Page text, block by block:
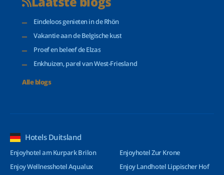
Eindeloos genieten in de Rhön
Vakantie aan de Belgische kust
Proef en beleef de Elzas
Enkhuizen, parel van West-Friesland
Alle blogs
Hotels Duitsland
Enjoyhotel am Kurpark Brilon
Enjoy Wellnesshotel Aqualux
Enjoyhotel Zur Krone
Enjoy Landhotel Lippischer Hof